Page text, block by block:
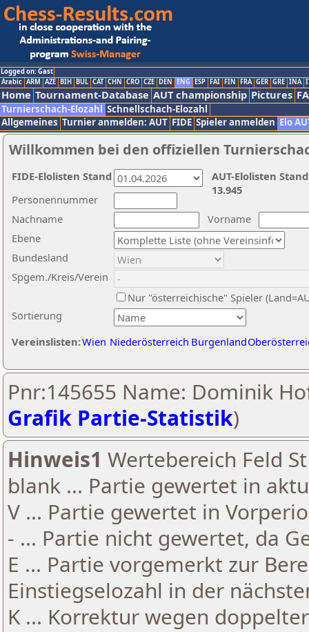
Logged on: Gast
Arabic ARM AZE BIH BUL CAT CHN CRO CZE DEN ENG ESP FAI FIN FRA GER GRE INA
Home Tournament-Database AUT championship Pictures
Turnierschach-Elozahl Schnellschach-Elozahl
Allgemeines Turnier anmelden: AUT FIDE Spieler anmelden Elo
Willkommen bei den offiziellen
Nachname
Vorname
Ebene
Sortierung
Personennummer
Bundesland
Spgem./Kreis/Verein
Nur "österreichische" Spieler
Vereinslisten:Wien Niederösterreich Burgenland
AUT-Elolisten
13.945
FIDE-Elolisten Stand
Pnr:145655 Name: Dominik
Grafik Partie-Statistik)
Hinweis1 Wertebereich Feld
blank ... Partie gewertet in
V ... Partie gewertet in
- ... Partie nicht gewertet, da
E ... Partie vorgemerkt zur
Einstiegselozahl in der
K ... Korrektur wegen